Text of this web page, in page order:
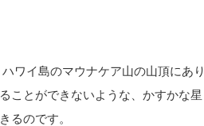
ワイ島のマウナケア山の山頂にあり
ことができないような、かすかな星
るのです。